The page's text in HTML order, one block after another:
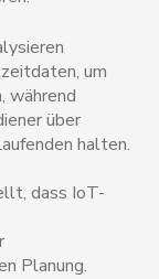
um
während
über
halten.
dass IoT-
Planung.